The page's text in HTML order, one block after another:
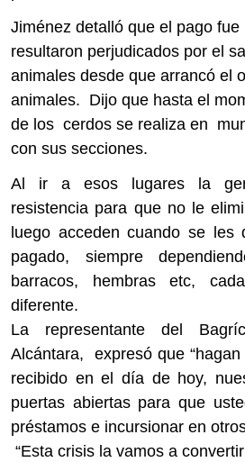
Jiménez detalló que el pago
resultaron perjudicados por el
animales desde que arrancó el
animales. Dijo que hasta el
de los cerdos se realiza en
con sus secciones.
Al ir a esos lugares la
resistencia para que no le
luego acceden cuando se les
pagado, siempre
barracos, hembras etc,
diferente.
La representante del
Alcántara, expresó que
recibido en el día de hoy,
puertas abiertas para que
préstamos e incursionar en
“Esta crisis la vamos a